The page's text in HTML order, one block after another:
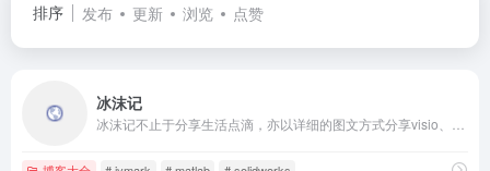
排序 发布 更新 浏览 点赞
冰沫记